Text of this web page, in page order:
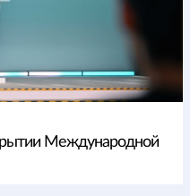
Международной